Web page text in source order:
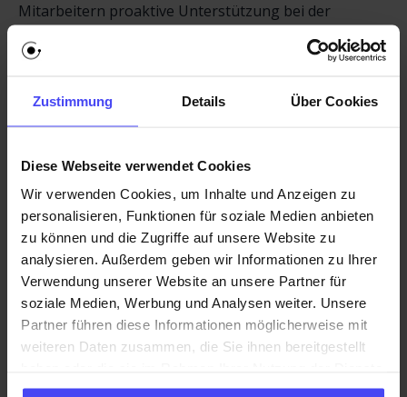
Zustimmung Details Über Cookies
Diese Webseite verwendet Cookies
Wir verwenden Cookies, um Inhalte und Anzeigen zu
personalisieren, Funktionen für soziale Medien anbieten
zu können und die Zugriffe auf unsere Website zu
analysieren. Außerdem geben wir Informationen zu Ihrer
Verwendung unserer Website an unsere Partner für
soziale Medien, Werbung und Analysen weiter. Unsere
Partner führen diese Informationen möglicherweise mit
weiteren Daten zusammen, die Sie ihnen bereitgestellt
gesammelt haben.
Mitarbeitern proaktive Unterstützung bei der
Navigation durch eine neue Software. Dies reduziert
die Notwendigkeit umfangreicher formeller
direkt im Arbeitsablauf. DAPs rationalisieren auch den
relevanten Ressourcen und häufig gestellten Fragen
(FAQs) verbinden und so die Effizienz steigern und
Frustrationen verringern. Darüber hinaus enthalten
bestimmte DAPs Funktionen zur Aufgaben-
Automatisierung, die die Belastung durch sich
wiederholende Aufgaben verringern, was die
Mitarbeiterproduktivität
direkt steigert und zu einem
positiveren Mitarbeiter-Erlebnis beiträgt.
Messung und Verbesserung des